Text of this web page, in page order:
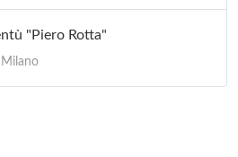
Milano
"Piero Rotta"